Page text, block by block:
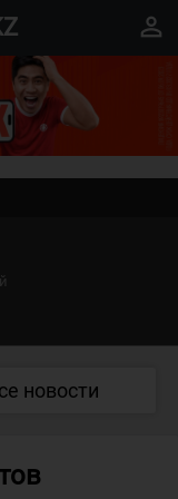
perm_identity
новости